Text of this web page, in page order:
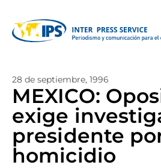
28 de septiembre, 1996
MEXICO:
exige
presidente
homicidio